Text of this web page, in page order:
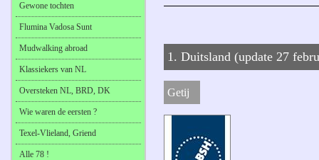
1. Duitsland (update 27
Getij
Gewone tochten
Flumina Vadosa Sunt
Mudwalking abroad
Klassiekers van NL
Oversteken NL, BRD, DK
Wie waren de eersten ?
Texel-Vlieland, Griend
Alle 78 !